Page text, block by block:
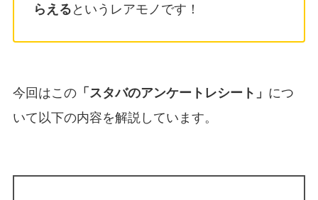
らえる というレアモノです！
今回はこの「スタバのアンケートレシート」 につ
いて以下の内容を解説しています。